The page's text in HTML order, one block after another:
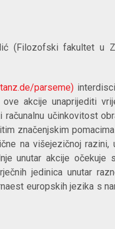
(Filozofski fakultet u
parseme)
akcije unaprijediti
učinkovitost
značenjskim
na višejezičnoj razini,
unutar akcije
jedinica unutar
europskih jezika s